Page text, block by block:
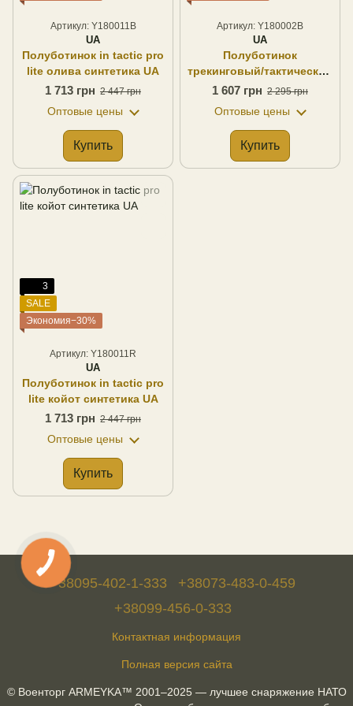
Артикул: Y180011B
UA
Полуботинок in tactic pro
lite олива синтетика UA
1 713 грн 2 447 грн
Оптовые цены
Купить
Артикул: Y180002B
UA
Полуботинок
трекинговый/тактический
skadi "булат" олива
1 607 грн 2 295 грн
Оптовые цены
Купить
3
SALE
Экономия−30%
Артикул: Y180011R
UA
Полуботинок in tactic pro
lite койот синтетика UA
1 713 грн 2 447 грн
Оптовые цены
Купить
+38095-402-1-333
+38073-483-0-459
+38099-456-0-333
Контактная информация
Полная версия сайта
© Военторг ARMEYKA™ 2001–2025 — лучшее снаряжение НАТО